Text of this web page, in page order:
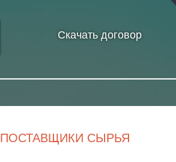
Скачать договор
ПОСТАВЩИКИ СЫРЬЯ